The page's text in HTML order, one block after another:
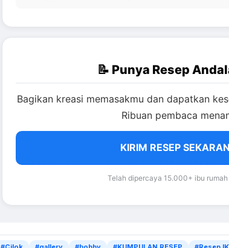
📝 Punya Resep
Bagikan kreasi memasakmu dan dapatkan
Ribuan pembaca
KIRIM RESEP
Telah dipercaya 15.000+ ibu